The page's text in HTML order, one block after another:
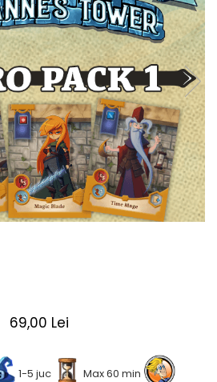
69,00 Lei
1-5 juc Max 60 min